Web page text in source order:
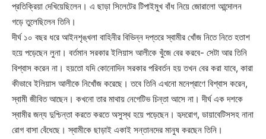
প্রতিক্রিয়া দেখিয়েছিলেন। এ ছাড়া সিলেটের টিপাইমুখ বাঁধ নিয়ে জোরালো আন্দোলন
গড়ে তুলেছিলেন তিনি।
দীর্ঘ ১০ বছর ধরে আইনশৃঙ্খলা বাহিনীর বিভিন্ন দপ্তরে স্বামীর খোঁজ নিতে নিতে হতাশ
হয়ে পড়েছেন লুনা। বর্তমান সরকার ইলিয়াস আলীকে খুঁজে বের করবে- সেটা আর তিনি
বিশ্বাস করেন না। হয়তো যদি কোনোদিন সরকার পরিবর্তন হয় তখন বের করা যাবে, কারা
কীভাবে ইলিয়াস আলীকে নিখোঁজ করেছে। তবে তিনি এখনো মনেপ্রাণে বিশ্বাস করেন,
স্বামী জীবিত আছেন। কখনো তার মাথায় নেগেটিভ চিন্তা আসে না। দীর্ঘ এক দশকে
স্বামীর জন্য দুশ্চিন্তা করতে করতে অসুস্থ হয়ে পড়েছেন। হৃদরোগ, ডায়াবেটিসসহ নানা
রোগ বাসা বেঁধেছে। স্বামীকে ছাড়াই একাই সন্তানদের মানুষ করছেন তিনি।